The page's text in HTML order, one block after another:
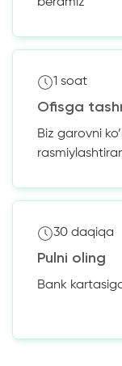
1 soat
Ofisga
Biz garovni
30 daqiqa
Pulni oling
Bank